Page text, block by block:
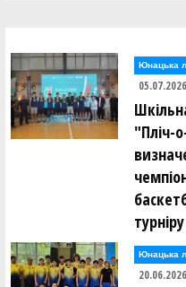
Юнацька
05.07.2026
"Пліч-
турніру
Юнацька
20.06.2026